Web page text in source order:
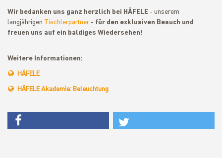
Wir bedanken uns ganz herzlich bei HÄFELE - unserem
langjährigen Tischlerpartner - für den exklusiven Besuch und
freuen uns auf ein baldiges Wiedersehen!
Weitere Informationen:
HÄFELE
HÄFELE Akademie: Beleuchtung